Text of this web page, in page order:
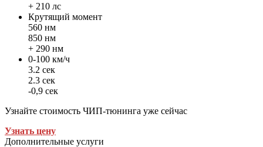
+ 210 лс
Крутящий момент
560 нм
850 нм
+ 290 нм
0-100 км/ч
3.2 сек
2.3 сек
-0,9 сек
Узнайте стоимость ЧИП-тюнинга уже сейчас
Узнать цену
Дополнительные услуги